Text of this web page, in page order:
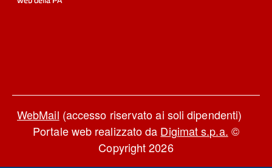
WebMail (accesso riservato ai soli dipendenti)
Portale web realizzato da Digimat s.p.a. ©
Copyright 2026